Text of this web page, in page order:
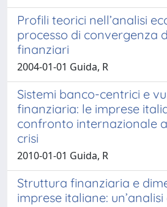
Profili teorici nell’analisi
processo di convergenza
finanziari
2004-01-01 Guida, R
Sistemi banco-centrici e
finanziaria: le imprese
confronto internazionale
crisi
2010-01-01 Guida, R
Struttura finanziaria e
imprese italiane: